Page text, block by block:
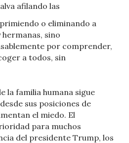
afilando las
o eliminando a
sino
por comprender,
a todos, sin
la familia humana sigue
sus posiciones de
el miedo. El
para muchos
del presidente Trump, los